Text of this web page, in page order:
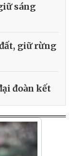
sáng
giữ rừng
đoàn kết